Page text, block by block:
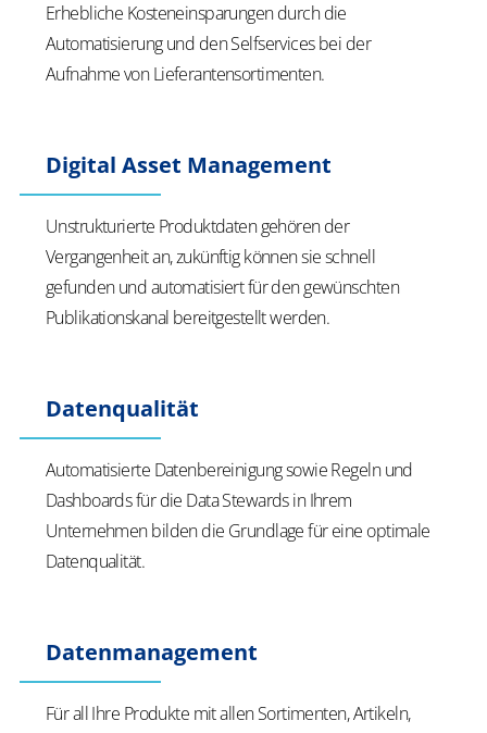
Erhebliche Kosteneinsparungen durch die
Automatisierung und den Selfservices bei der
Aufnahme von Lieferantensortimenten.
Digital Asset Management
Unstrukturierte Produktdaten gehören der
Vergangenheit an, zukünftig können sie schnell
gefunden und automatisiert für den gewünschten
Publikationskanal bereitgestellt werden.
Datenqualität
Automatisierte Datenbereinigung sowie Regeln und
Dashboards für die Data Stewards in Ihrem
Unternehmen bilden die Grundlage für eine optimale
Datenqualität.
Datenmanagement
Für all Ihre Produkte mit allen Sortimenten, Artikeln,